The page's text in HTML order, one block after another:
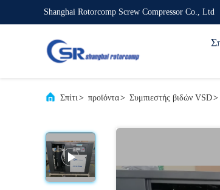
Shanghai Rotorcomp Screw Compressor Co., Ltd
Σπίτι> προϊόντα> Συμπιεστής βιδών VSD>